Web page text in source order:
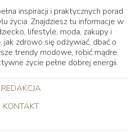
inspiracji i praktycznych porad
życia. Znajdziesz tu informacje w
lifestyle, moda, zakupy i
jak zdrowo się odżywiać, dbać o
trendy modowe, robić mądre
życie pełne dobrej energii.
REDAKCJA
KONTAKT